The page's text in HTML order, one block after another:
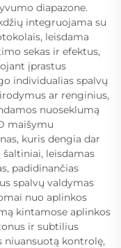
diapazone.
integruojama su
leisdama
sekas ir efektus,
įprastus
individualias spalvų
ar renginius,
nuoseklumą
maišymu
kuris dengia dar
leisdamas
padidinančias
spalvų valdymas
nuo aplinkos
kintamose aplinkos
ir subtilius
niuansuotą kontrolę,